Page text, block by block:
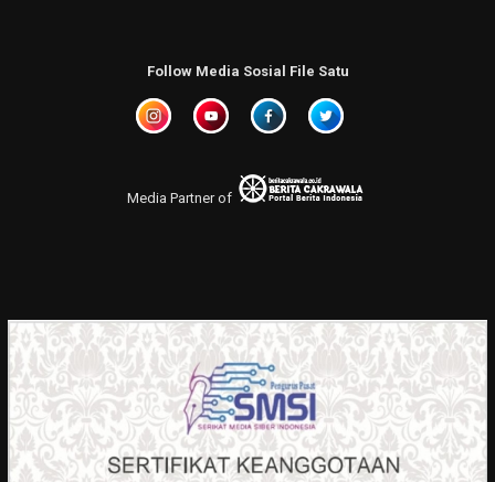
Follow Media Sosial File Satu
Media Partner of